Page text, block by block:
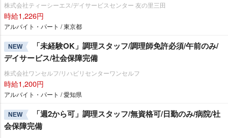
株式会社ティーシーエス/デイサービスセンター 友の里三田
時給1,226円
アルバイト・パート / 東京都
NEW
「未経験OK」調理スタッフ/調理師免許必須/午前のみ/
デイサービス/社会保障完備
株式会社ワンセルフ/リハビリセンターワンセルフ
時給1,200円
アルバイト・パート / 愛知県
NEW
「週2から可」調理スタッフ/無資格可/日勤のみ/病院/社
会保障完備